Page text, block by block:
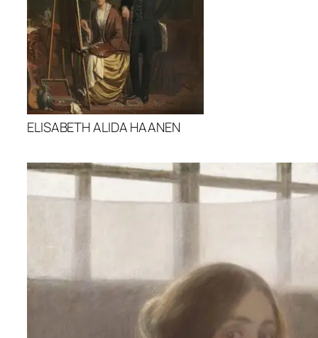
ELISABETH ALIDA HAANEN